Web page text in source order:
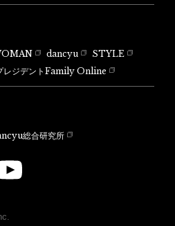
dancyu
STYLE
レジデントFamily Online
総合研究所